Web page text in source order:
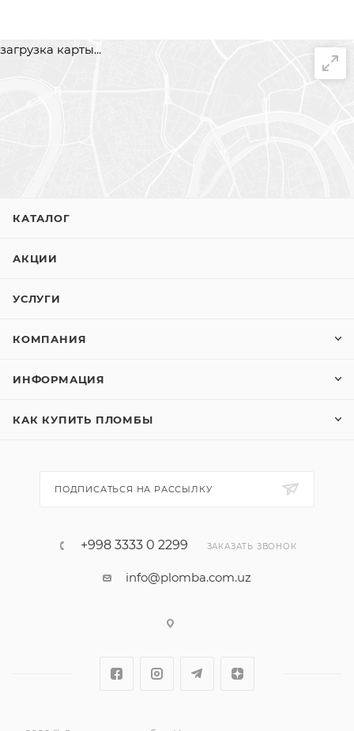
загрузка карты...
КАТАЛОГ
АКЦИИ
УСЛУГИ
КОМПАНИЯ
ИНФОРМАЦИЯ
КАК КУПИТЬ ПЛОМБЫ
ПОДПИСАТЬСЯ НА РАССЫЛКУ
+998 3333 0 2299 ЗАКАЗАТЬ ЗВОНОК
info@plomba.com.uz